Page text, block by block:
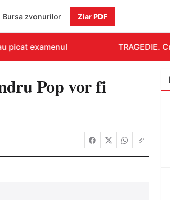
Bursa zvonurilor Ziar PDF
examenul TRAGEDIE.
Pop vor fi